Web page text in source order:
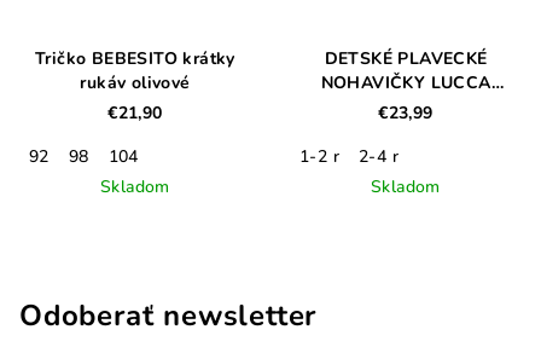
Tričko BEBESITO krátky
rukáv olivové
€21,90
92
98
104
Skladom
DETSKÉ PLAVECKÉ
NOHAVIČKY LUCCA
FILIBABBA – UNICORN
€23,99
1-2 r
2-4 r
Skladom
Odoberať newsletter